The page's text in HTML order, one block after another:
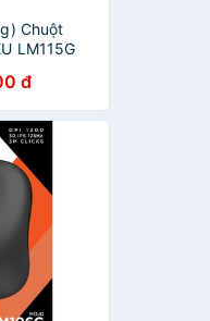
Chuột
LM115G
đ